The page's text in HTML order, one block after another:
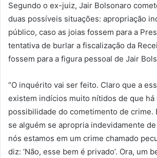
Segundo o ex-juiz, Jair Bolsonaro
duas possíveis situações: apropriação
público, caso as joias fossem para a
tentativa de burlar a fiscalização da
fossem para a figura pessoal de Jair
“O inquérito vai ser feito. Claro que a
existem indícios muito nítidos de que há
possibilidade do cometimento de crime.
se alguém se apropria indevidamente
nós estamos em um crime chamado
diz: ‘Não, esse bem é privado’. Ora, um